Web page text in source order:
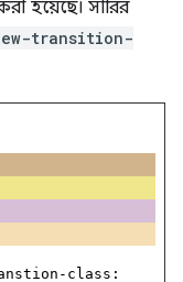
হয়েছে। সারির
transition-